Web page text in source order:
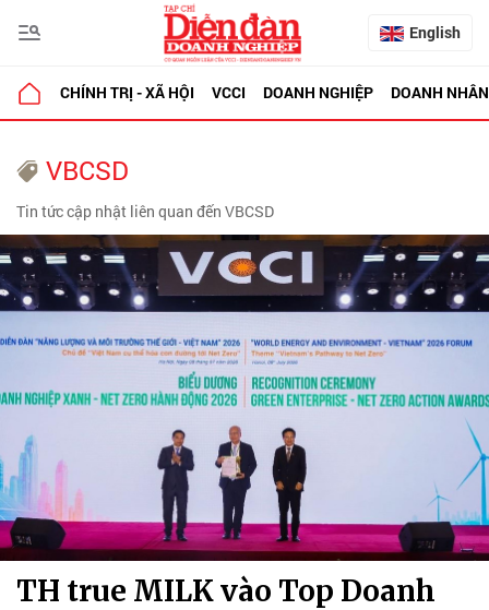
English
CHÍNH TRỊ - XÃ HỘI VCCI DOANH NGHIỆP DOANH NHÂN
VBCSD
Tin tức cập nhật liên quan đến VBCSD
TH true MILK vào Top Doanh